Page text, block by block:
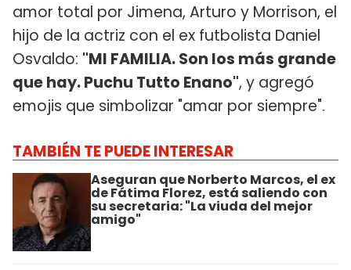
amor total por Jimena, Arturo y Morrison, el
hijo de la actriz con el ex futbolista Daniel
Osvaldo: "MI FAMILIA. Son los más grande
que hay. Puchu Tutto Enano", y agregó
emojis que simbolizar "amar por siempre".
TAMBIÉN TE PUEDE INTERESAR
Aseguran que Norberto Marcos, el ex
de Fátima Florez, está saliendo con
su secretaria: "La viuda del mejor
amigo"